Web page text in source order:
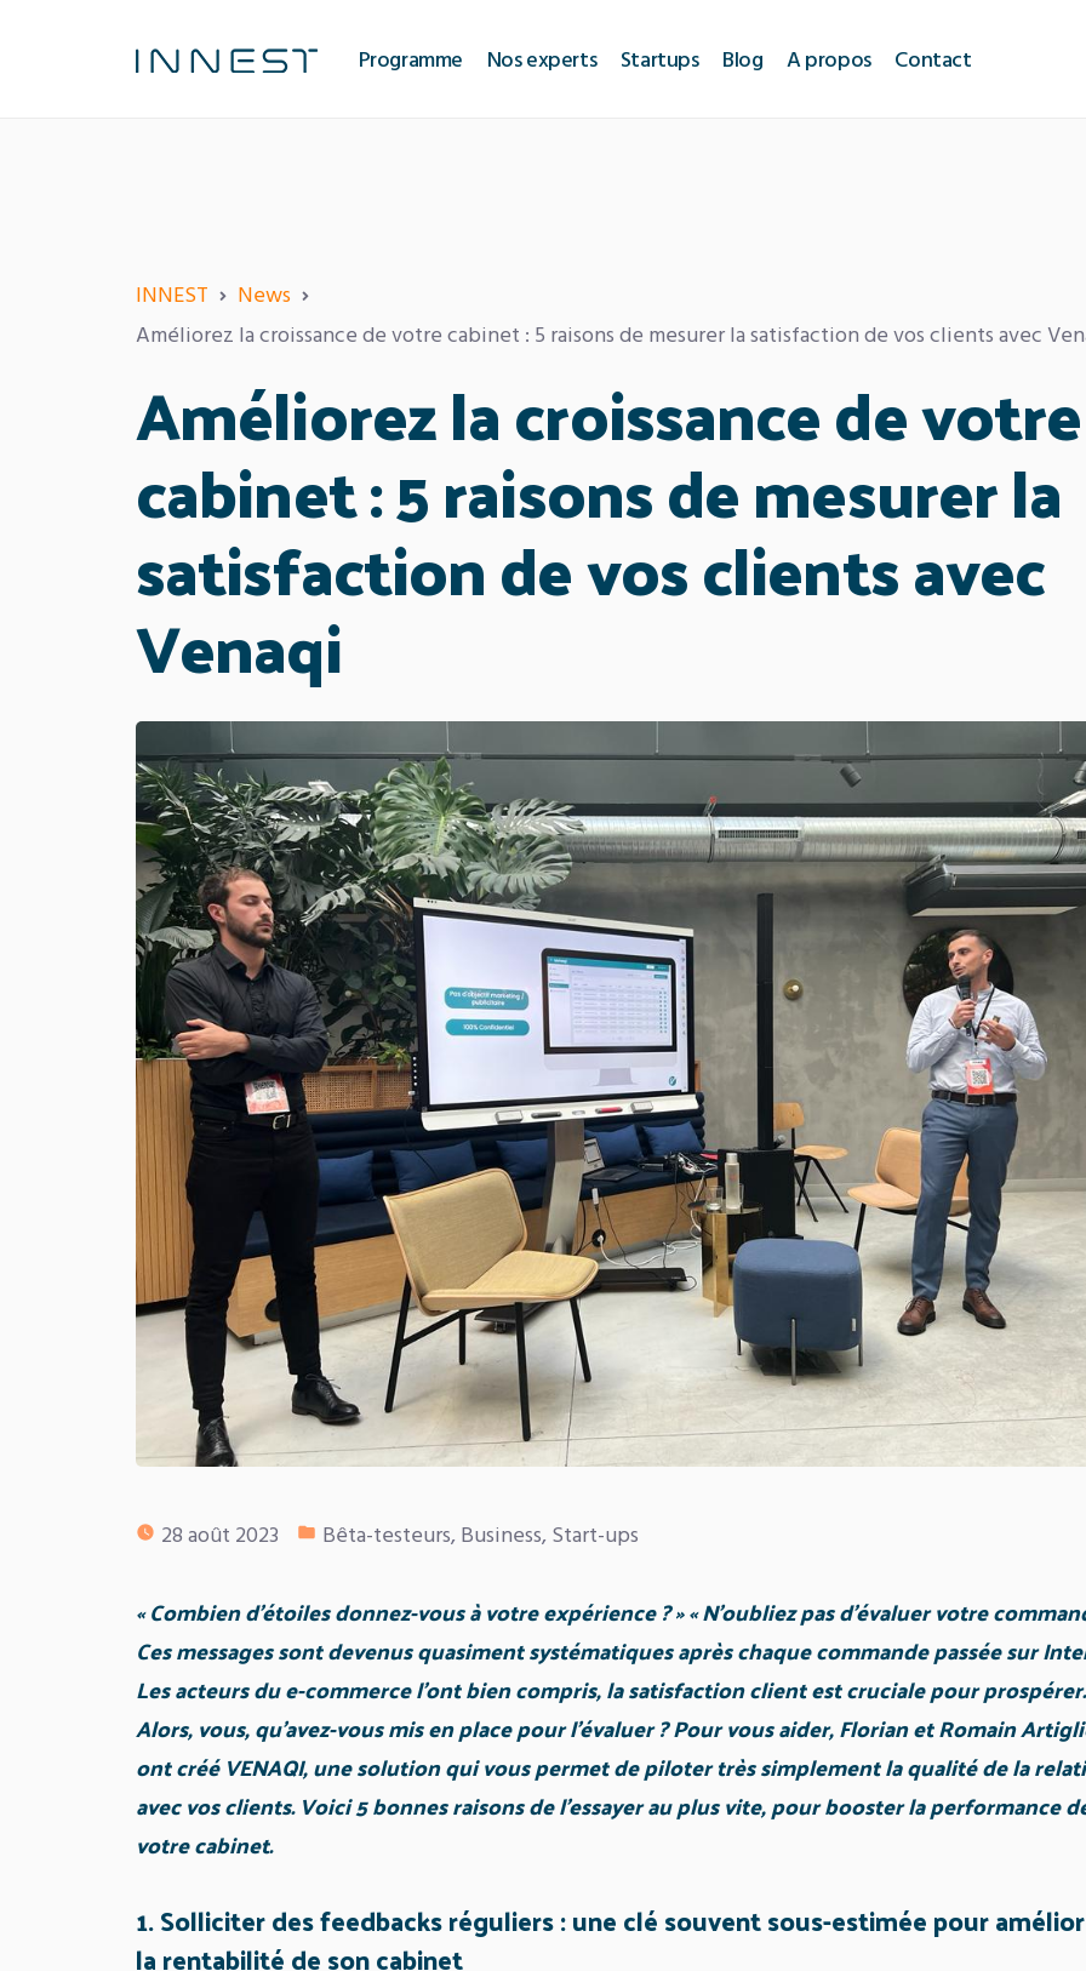
Programme Nos experts Startups Blog A propos Contact
INNEST
News
Améliorez la croissance de votre cabinet : 5 raisons de mesurer la satisfaction de vos clients avec
Améliorez la croissance de votre
cabinet : 5 raisons de mesurer la
satisfaction de vos clients avec
Venaqi
28 août 2023
Publié
Bêta-testeurs, Business, Start-ups
« Combien d’étoiles donnez-vous à votre expérience ? » « N’oubliez pas d’évaluer votre
Ces messages sont devenus quasiment systématiques après chaque commande passée sur
Les acteurs du e-commerce l’ont bien compris, la satisfaction client est cruciale pour prospérer.
Alors, vous, qu’avez-vous mis en place pour l’évaluer ? Pour vous aider, Florian et Romain
ont créé VENAQI, une solution qui vous permet de piloter très simplement la qualité de la
avec vos clients. Voici 5 bonnes raisons de l’essayer au plus vite, pour booster la performance
votre cabinet.
1. Solliciter des feedbacks réguliers : une clé souvent sous-estimée pour
la rentabilité de son cabinet